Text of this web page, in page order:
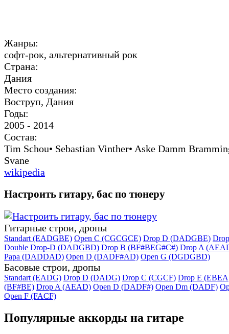
Жанры:
софт-рок, альтернативный рок
Страна:
Дания
Место создания:
Воструп, Дания
Годы:
2005 - 2014
Состав:
Tim Schou• Sebastian Vinther• Aske Damm
Svane
wikipedia
Настроить гитару, бас по тюнеру
Гитарные строи, дропы
Standart (EADGBE) Open C (CGCGCE) Drop D (DADGBE)
Double Drop-D (DADGBD) Drop B (BF#BEG#C#) Drop A
Papa (DADDAD) Open D (DADF#AD) Open G (DGDGBD)
Басовые строи, дропы
Standart (EADG) Drop D (DADG) Drop C (CGCF) Drop E
(BF#BE) Drop A (AEAD) Open D (DADF#) Open Dm (DADF)
Open F (FACF)
Популярные аккорды на гитаре